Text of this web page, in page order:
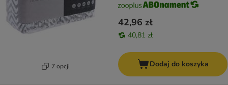
7 opcji
42,96 zł
40,81 zł
Dodaj do koszyka